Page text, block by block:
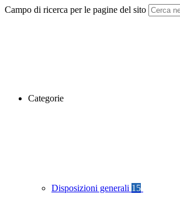
Campo di ricerca per le pagine del sito
Categorie
Disposizioni generali 15